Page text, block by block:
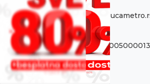
Email:
Račun:
OTP Banka 325-
PIB:
100637224